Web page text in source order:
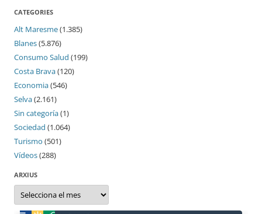
CATEGORIES
Alt Maresme(1.385)
Blanes(5.876)
Consumo Salud (199)
Costa Brava(120)
Economia(546)
Selva(2.161)
Sin categoría(1)
Sociedad (1.064)
Turismo (501)
Vídeos(288)
ARXIUS
Arxius